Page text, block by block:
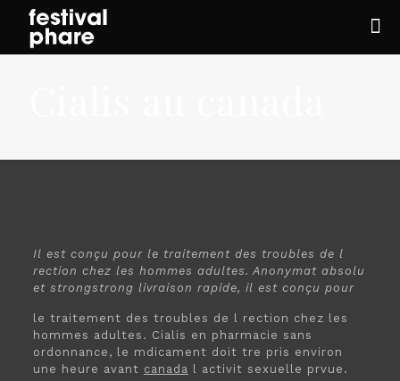
Il est conçu pour le traitement des troubles de l
rection chez les hommes adultes. Anonymat absolu
et strongstrong livraison rapide, il est conçu pour
le traitement des troubles de l rection chez les
hommes adultes. Cialis en pharmacie sans
ordonnance, le mdicament doit tre pris environ
une heure avant canada l activit sexuelle prvue.